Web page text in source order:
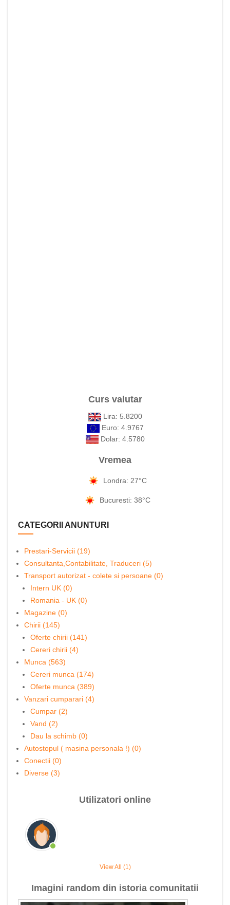
Curs valutar
Lira: 5.8200
Euro: 4.9767
Dolar: 4.5780
Vremea
Londra: 27°C
Bucuresti: 38°C
CATEGORII ANUNTURI
Prestari-Servicii (19)
Consultanta,Contabilitate, Traduceri (5)
Transport autorizat - colete si persoane (0)
Intern UK (0)
Romania - UK (0)
Magazine (0)
Chirii (145)
Oferte chirii (141)
Cereri chirii (4)
Munca (563)
Cereri munca (174)
Oferte munca (389)
Vanzari cumparari (4)
Cumpar (2)
Vand (2)
Dau la schimb (0)
Autostopul ( masina personala !) (0)
Conectii (0)
Diverse (3)
Utilizatori online
View All (1)
Imagini random din istoria comunitatii